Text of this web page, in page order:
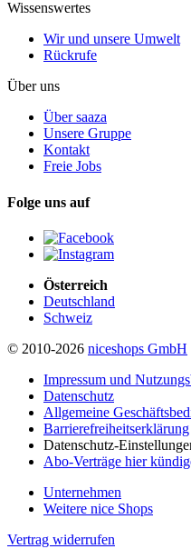
Wissenswertes
Wir und unsere Umwelt
Rückrufe
Über uns
Über saaza
Unsere Gruppe
Kontakt
Freie Jobs
Folge uns auf
Österreich
Deutschland
Schweiz
© 2010-2026 niceshops GmbH
Impressum und
Datenschutz
Allgemeine
Barrierefreiheitserklärung
Datenschutz-
Abo-Verträge hier
Unternehmen
Weitere nice Shops
Vertrag widerrufen